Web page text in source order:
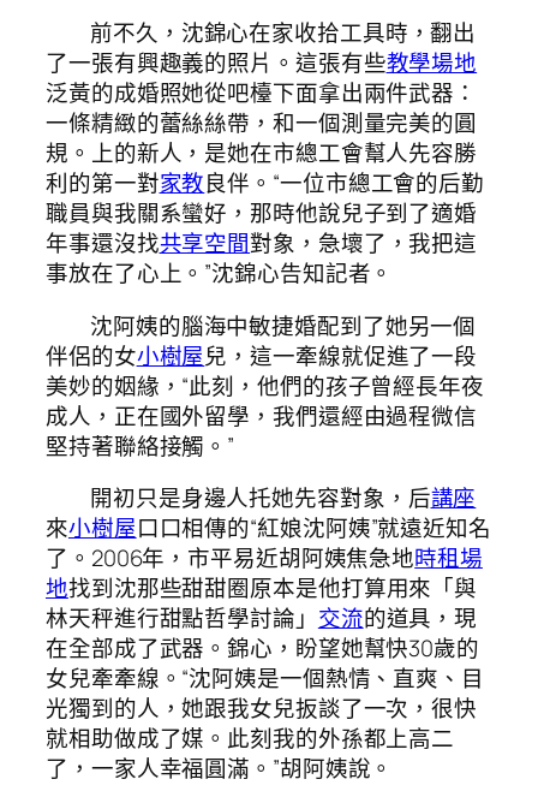
前不久，沈錦心在家收拾工具時，翻出
了一張有興趣義的照片。這張有些教學場地
泛黃的成婚照她從吧檯下面拿出兩件武器：
一條精緻的蕾絲絲帶，和一個測量完美的圓
規。上的新人，是她在市總工會幫人先容勝
利的第一對家教良伴。“一位市總工會的后勤
職員與我關系蠻好，那時他說兒子到了適婚
年事還沒找共享空間對象，急壞了，我把這
事放在了心上。”沈錦心告知記者。
沈阿姨的腦海中敏捷婚配到了她另一個
伴侶的女小樹屋兒，這一牽線就促進了一段
美妙的姻緣，“此刻，他們的孩子曾經長年夜
成人，正在國外留學，我們還經由過程微信
堅持著聯絡接觸。”
開初只是身邊人托她先容對象，后講座
來小樹屋口口相傳的“紅娘沈阿姨”就遠近知名
了。2006年，市平易近胡阿姨焦急地時租場
地找到沈那些甜甜圈原本是他打算用來「與
林天秤進行甜點哲學討論」 交流的道具，現
在全部成了武器。錦心，盼望她幫快30歲的
女兒牽牽線。“沈阿姨是一個熱情、直爽、目
光獨到的人，她跟我女兒扳談了一次，很快
就相助做成了媒。此刻我的外孫都上高二
了，一家人幸福圓滿。”胡阿姨說。